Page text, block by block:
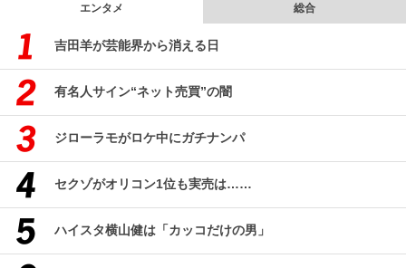
エンタメ 総合
吉田羊が芸能界から消える日
有名人サイン“ネット売買”の闇
ジローラモがロケ中にガチナンパ
セクゾがオリコン1位も実売は……
ハイスタ横山健は「カッコだけの男」